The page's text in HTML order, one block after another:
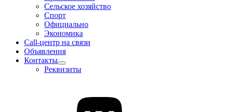
Сельское хозяйство
Спорт
Официально
Экономика
Call-центр на связи
Объявления
Контакты
Реквизиты